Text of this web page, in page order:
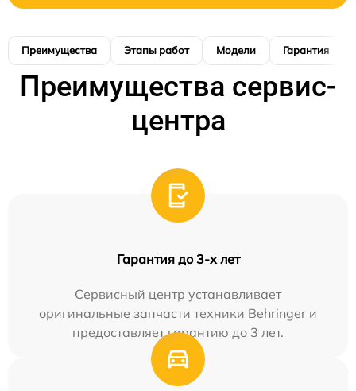
Преимущества Этапы работ Модели Гарантия
Преимущества сервис-
центра
Гарантия до 3-х лет
Сервисный центр устанавливает
оригинальные запчасти техники Behringer и
предоставляет гарантию до 3 лет.